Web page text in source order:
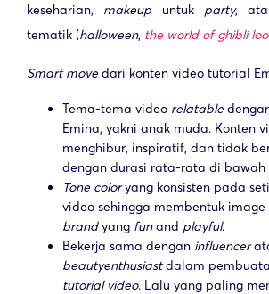
keseharian, makeup untuk party,
tematik (halloween, the world of ghibli
Smart move dari konten video tutorial
Tema-tema video relatable
Emina, yakni anak muda. Konten
menghibur, inspiratif, dan tidak
dengan durasi rata-rata di bawah
Tone coloryang konsisten pada
video sehingga membentuk
brandyang funand playful.
Bekerja sama dengan influencer
beautyenthusiastdalam
tutorial video. Lalu yang paling